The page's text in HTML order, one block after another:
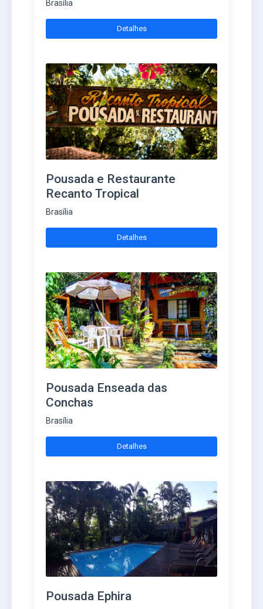
Brasília
Detalhes
Pousada e Restaurante
Recanto Tropical
Brasília
Detalhes
Pousada Enseada das
Conchas
Brasília
Detalhes
Pousada Ephira